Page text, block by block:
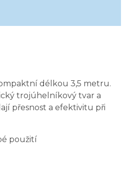
délkou 3,5 metru.
trojúhelníkový tvar a
přesnost a efektivitu při
použití